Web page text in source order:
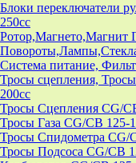
Блоки переключатели
250cc
Ротор,Магнето,Магнит
Система питание,
Тросы сцепления,
200cc
Тросы Сцепления CG/
Тросы Газа CG/CB 125-
Тросы Спидометра CG/
Тросы Подсоса CG/CB